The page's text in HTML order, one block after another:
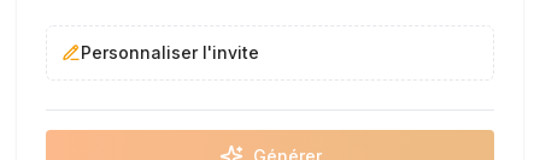
Personnaliser l'invite
Générer